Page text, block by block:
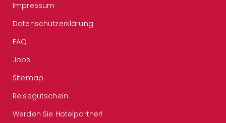
Impressum
Datenschutzerklärung
FAQ
Jobs
Sitemap
Reisegutschein
Werden Sie Hotelpartner!